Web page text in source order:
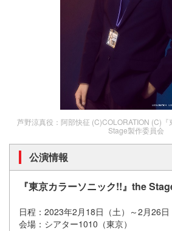
芦野涼真役：阿部快征 (C)COLORATION (C)
Stage製作委員会
公演情報
『東京カラーソニック!!』the
日程：2023年2月18日（土）～2月26日
会場：シアター1010（東京）